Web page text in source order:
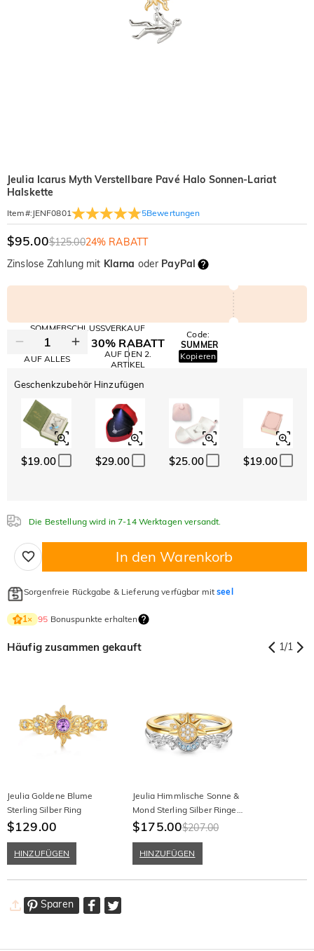
Jeulia Icarus Myth Verstellbare Pavé Halo Sonnen-Lariat
Halskette
Item#: JENF0801 5Bewertungen
$95.00$125.0024% RABATT
Zinslose Zahlung mit Klarna oder PayPal
SOMMERSCHLUSSVERKAUF
10% RABATT
AUF ALLES
30% RABATT
AUF DEN 2.
ARTIKEL
Code:
SUMMER
Kopieren
Geschenkzubehör Hinzufügen
$19.00 $29.00 $25.00 $19.00
Die Bestellung wird in 7-14 Werktagen versandt.
In den Warenkorb
Sorgenfreie Rückgabe & Lieferung verfügbar mitseel
1× 95 Bonuspunkte erhalten
Häufig zusammen gekauft 1/1
Jeulia Goldene Blume
Sterling Silber Ring
$129.00
HINZUFÜGEN
Jeulia Himmlische Sonne &
Mond Sterling Silber Ringe
Set
$175.00$207.00
HINZUFÜGEN
Sparen